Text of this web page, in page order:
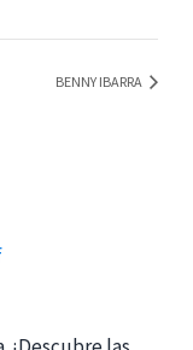
BENNY IBARRA